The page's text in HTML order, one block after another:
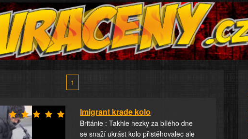
1
Imigrant krade kolo
Británie : Takhle hezky za bílého dne
se snaží ukrást kolo přistěhovalec ale